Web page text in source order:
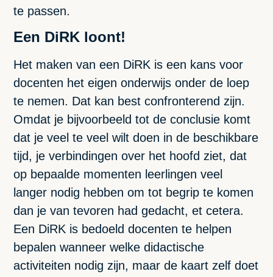
te passen.
Een DiRK loont!
Het maken van een DiRK is een kans voor
docenten het eigen onderwijs onder de loep
te nemen. Dat kan best confronterend zijn.
Omdat je bijvoorbeeld tot de conclusie komt
dat je veel te veel wilt doen in de beschikbare
tijd, je verbindingen over het hoofd ziet, dat
op bepaalde momenten leerlingen veel
langer nodig hebben om tot begrip te komen
dan je van tevoren had gedacht, et cetera.
Een DiRK is bedoeld docenten te helpen
bepalen wanneer welke didactische
activiteiten nodig zijn, maar de kaart zelf doet